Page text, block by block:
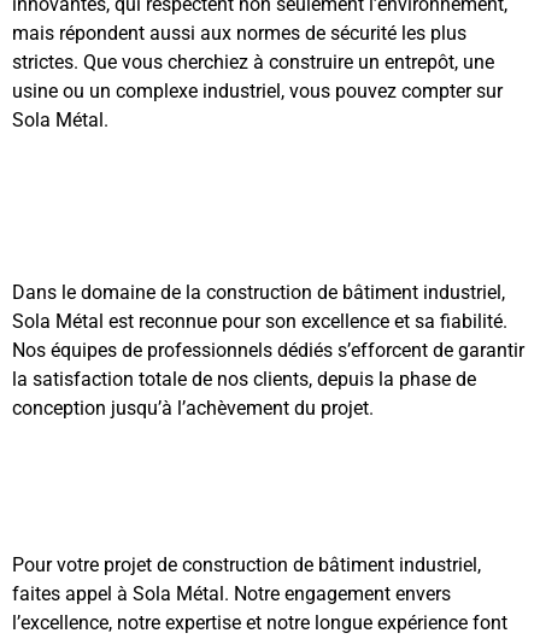
mais répondent aussi aux normes de sécurité les plus
strictes. Que vous cherchiez à construire un entrepôt, une
usine ou un complexe industriel, vous pouvez compter sur
Sola Métal.
Dans le domaine de la construction de bâtiment industriel,
Sola Métal est reconnue pour son excellence et sa fiabilité.
Nos équipes de professionnels dédiés s’efforcent de garantir
la satisfaction totale de nos clients, depuis la phase de
conception jusqu’à l’achèvement du projet.
Pour votre projet de construction de bâtiment industriel,
faites appel à Sola Métal. Notre engagement envers
l’excellence, notre expertise et notre longue expérience font